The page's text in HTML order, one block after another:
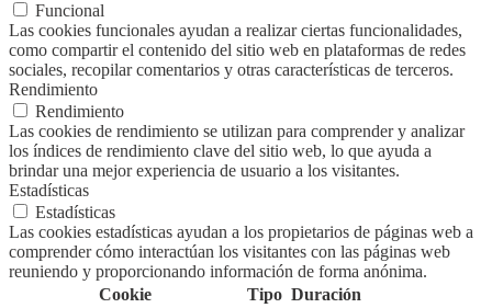
Funcional
Las cookies funcionales ayudan a realizar ciertas funcionalidades,
como compartir el contenido del sitio web en plataformas de redes
sociales, recopilar comentarios y otras características de terceros.
Rendimiento
Rendimiento
Las cookies de rendimiento se utilizan para comprender y analizar
los índices de rendimiento clave del sitio web, lo que ayuda a
brindar una mejor experiencia de usuario a los visitantes.
Estadísticas
Estadísticas
Las cookies estadísticas ayudan a los propietarios de páginas web a
comprender cómo interactúan los visitantes con las páginas web
reuniendo y proporcionando información de forma anónima.
Cookie
Tipo Duración